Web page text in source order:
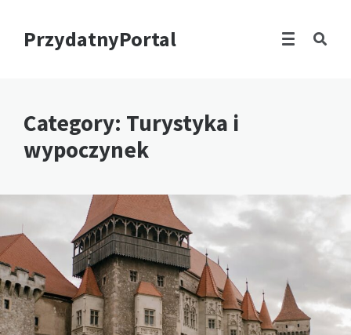
PrzydatnyPortal
Category: Turystyka i
wypoczynek